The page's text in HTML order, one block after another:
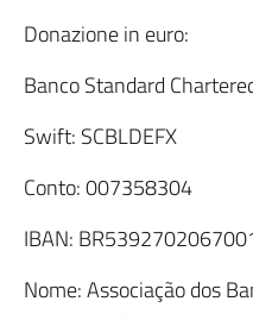
Donazione in euro:
Banco Standard
Swift: SCBLDEFX
Conto: 007358304
IBAN:
Nome: Associação dos